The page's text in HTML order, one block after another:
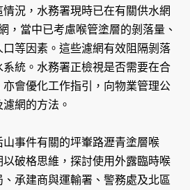
況，水務署現時已在有關供水網
，當中已考慮喉管塗層的剝落量、
等因素。這些濾網有效阻隔剝落
統。水務署正檢視是否需要在合
會優化工作指引，向物業管理公
網的方法。
事件有關的坪輋路瀝青塗層喉
破格思維，探討使用外露臨時喉
承建商與運輸署、警務處及北區